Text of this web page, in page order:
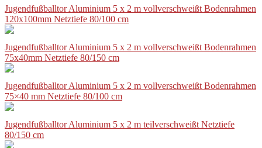
Jugendfußballtor Aluminium 5 x 2 m vollverschweißt Bodenrahmen
120x100mm Netztiefe 80/100 cm
Jugendfußballtor Aluminium 5 x 2 m vollverschweißt Bodenrahmen
75x40mm Netztiefe 80/150 cm
Jugendfußballtor Aluminium 5 x 2 m vollverschweißt Bodenrahmen
75×40 mm Netztiefe 80/100 cm
Jugendfußballtor Aluminium 5 x 2 m teilverschweißt Netztiefe
80/150 cm